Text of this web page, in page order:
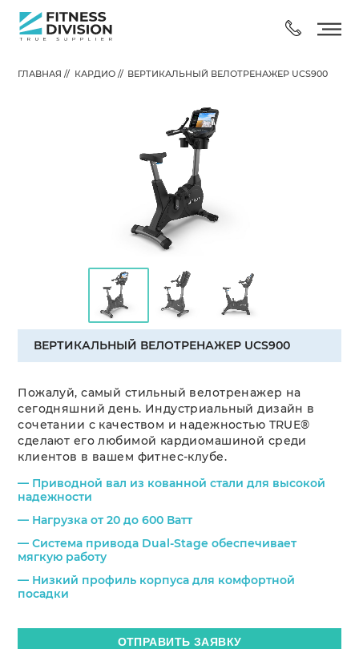
ГЛАВНАЯ // КАРДИО // ВЕРТИКАЛЬНЫЙ ВЕЛОТРЕНАЖЕР UCS900
ВЕРТИКАЛЬНЫЙ ВЕЛОТРЕНАЖЕР UCS900
Пожалуй, самый стильный велотренажер на
сегодняшний день. Индустриальный дизайн в
сочетании с качеством и надежностью TRUE®
сделают его любимой кардиомашиной среди
клиентов в вашем фитнес-клубе.
— Приводной вал из кованной стали для высокой
надежности
— Нагрузка от 20 до 600 Ватт
— Система привода Dual-Stage обеспечивает
мягкую работу
— Низкий профиль корпуса для комфортной
посадки
ОТПРАВИТЬ ЗАЯВКУ
КАРДИО
СИЛОВЫЕ
ГРУППОВОЙ ТРЕНИНГ
О КОМПАНИИ
СЕРВИС
БЛОГ
КОНТАКТЫ